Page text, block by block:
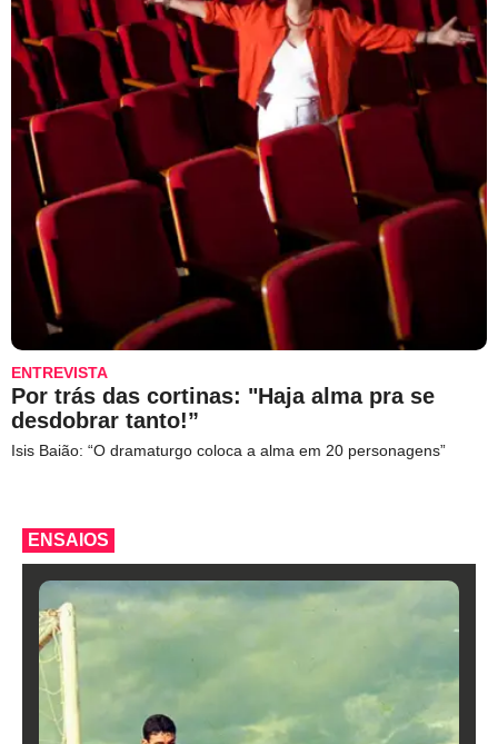
ENTREVISTA
Por trás das cortinas: "Haja alma pra se
desdobrar tanto!”
Isis Baião: “O dramaturgo coloca a alma em 20 personagens”
ENSAIOS